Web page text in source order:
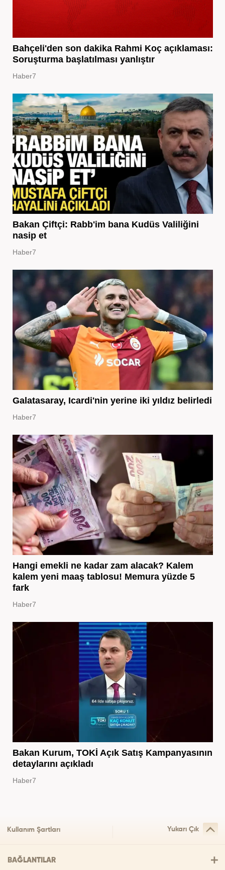
Bahçeli'den son dakika Rahmi Koç açıklaması:
Soruşturma başlatılması yanlıştır
Haber7
Bakan Çiftçi: Rabb'im bana Kudüs Valiliğini
nasip et
Haber7
Galatasaray, Icardi'nin yerine iki yıldız belirledi
Haber7
Hangi emekli ne kadar zam alacak? Kalem
kalem yeni maaş tablosu! Memura yüzde 5
fark
Haber7
Bakan Kurum, TOKİ Açık Satış Kampanyasının
detaylarını açıkladı
Haber7
Kullanım Şartları Yukarı Çık
BAĞLANTILAR